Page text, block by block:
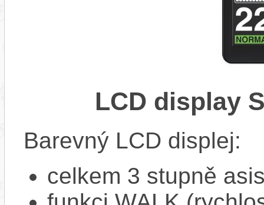
LCD display
Barevný LCD displej:
celkem 3 stupně